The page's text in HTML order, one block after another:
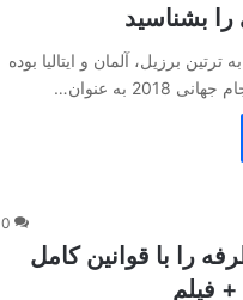
را بشناسید
برزیل، آلمان و ایتالیا بوده
به عنوان…
0
را با قوانین کامل
+ فیلم